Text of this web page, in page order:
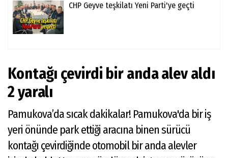
CHP Geyve teşkilatı Yeni Parti'ye geçti
Kontağı çevirdi bir anda alev aldı
2 yaralı
Pamukova’da sıcak dakikalar! Pamukova'da bir iş
yeri önünde park ettiği aracına binen sürücü
kontağı çevirdiğinde otomobil bir anda alevler